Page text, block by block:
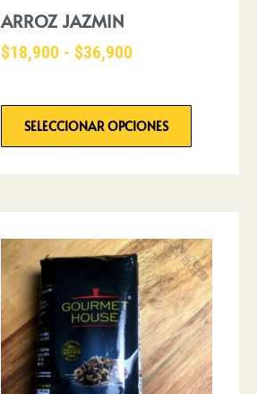
ARROZ JAZMIN
$18,900 - $36,900
SELECCIONAR OPCIONES